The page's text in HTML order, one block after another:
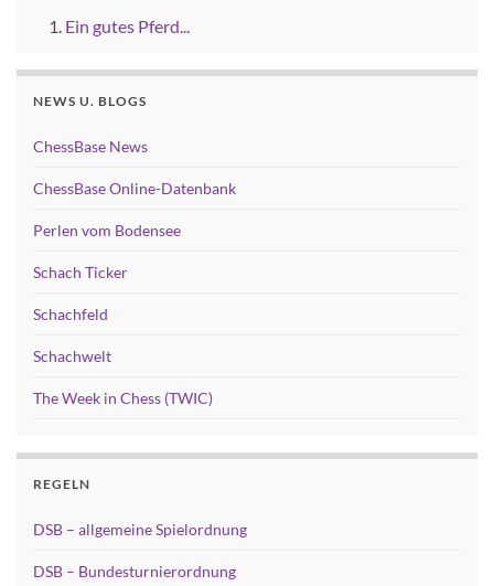
Ein gutes Pferd...
NEWS U. BLOGS
ChessBase News
ChessBase Online-Datenbank
Perlen vom Bodensee
Schach Ticker
Schachfeld
Schachwelt
The Week in Chess (TWIC)
REGELN
DSB – allgemeine Spielordnung
DSB – Bundesturnierordnung